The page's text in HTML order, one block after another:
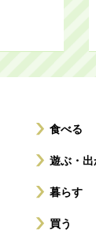
食べる
遊ぶ・出
暮らす
買う